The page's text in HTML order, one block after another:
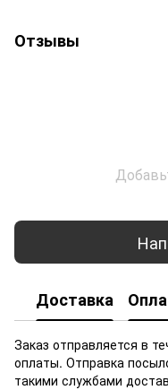
Отзывы
Доставка
Заказ отправляется в
оплаты. Отправка
такими службами